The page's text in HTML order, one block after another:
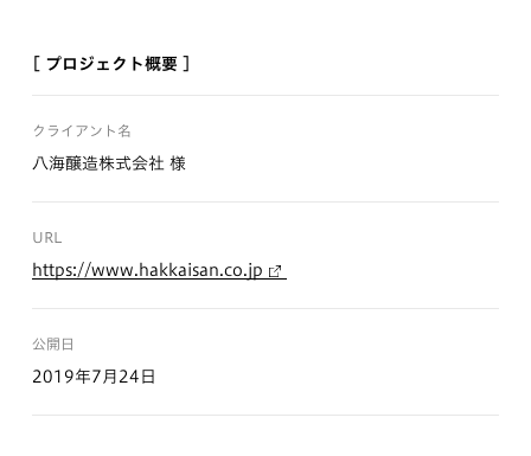
[ プロジェクト概要 ]
クライアント名
八海醸造株式会社 様
URL
https://www.hakkaisan.co.jp
公開日
2019年7月24日